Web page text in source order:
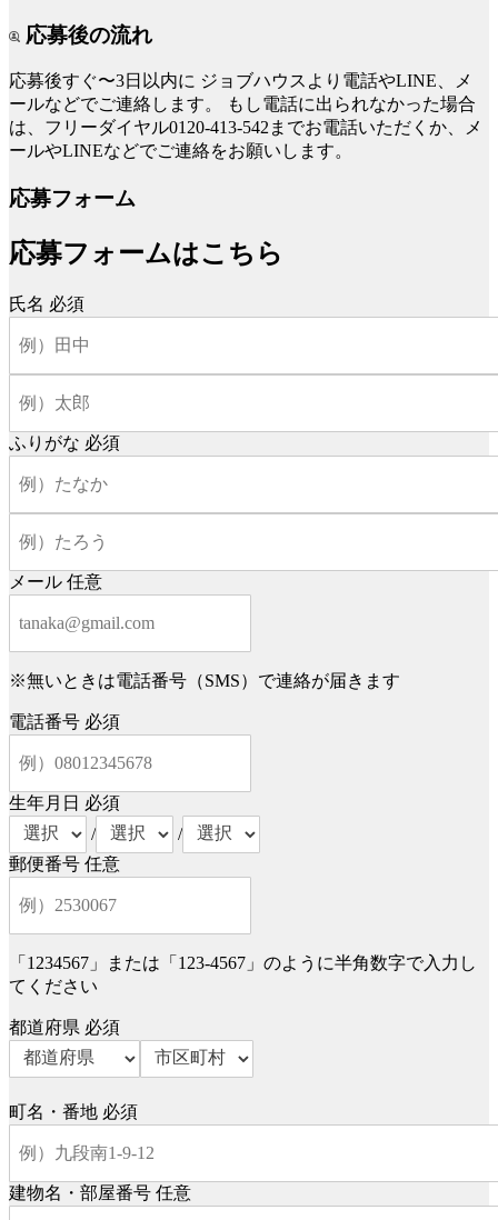
応募後の流れ
応募後すぐ〜3日以内に ジョブハウスより電話やLINE、メ
ールなどでご連絡します。
もし電話に出られなかった場合
は、フリーダイヤル0120-413-542までお電話いただくか、メ
ールやLINEなどでご連絡をお願いします。
応募フォーム
応募フォームはこちら
氏名 必須
ふりがな 必須
メール 任意
※無いときは電話番号（SMS）で連絡が届きます
電話番号 必須
生年月日 必須
/
/
郵便番号 任意
「1234567」または「123-4567」のように半角数字で入力し
てください
都道府県 必須
町名・番地 必須
建物名・部屋番号 任意